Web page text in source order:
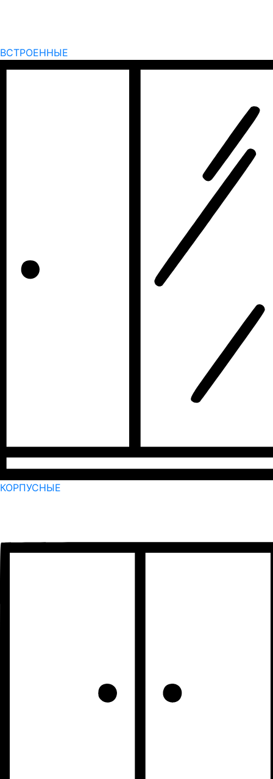
ВСТРОЕННЫЕ
КОРПУСНЫЕ